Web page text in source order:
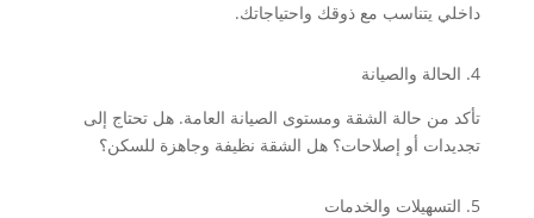
داخلي يتناسب مع ذوقك واحتياجاتك.
4. الحالة والصيانة
تأكد من حالة الشقة ومستوى الصيانة العامة. هل تحتاج إلى
تجديدات أو إصلاحات؟ هل الشقة نظيفة وجاهزة للسكن؟
5. التسهيلات والخدمات